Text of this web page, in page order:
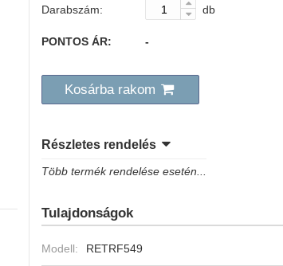
Darabszám: db
PONTOS ÁR: -
Kosárba rakom
Részletes rendelés
Több termék rendelése esetén...
Tulajdonságok
Modell: RETRF549